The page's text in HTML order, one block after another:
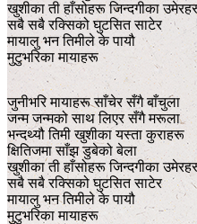
खुशीका ती हाँसोहरू जिन्दगीका
सबै सबै रक्सिको घुटसित साटेर
मायालु भन तिमीले के पायौ
मुटुभरिका मायाहरू
जुनीभरि मायाहरू साँचेर सँगै बाँचुला
जन्म जन्मको साथ लिएर सँगै मरूला
भन्दथ्यौ तिमी खुशीका यस्ता कुराहरू
क्षितिजमा साँझ डुबेको बेला
खुशीका ती हाँसोहरू जिन्दगीका
सबै सबै रक्सिको घुटसित साटेर
मायालु भन तिमीले के पायौ
मुटुभरिका मायाहरू